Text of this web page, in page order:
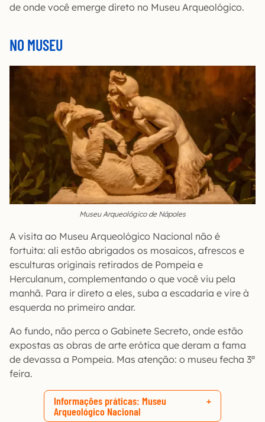
de onde você emerge direto no Museu Arqueológico.
NO MUSEU
Museu Arqueológico de Nápoles
A visita ao Museu Arqueológico Nacional não é
fortuita: ali estão abrigados os mosaicos, afrescos e
esculturas originais retirados de Pompeia e
Herculanum, complementando o que você viu pela
manhã. Para ir direto a eles, suba a escadaria e vire à
esquerda no primeiro andar.
Ao fundo, não perca o Gabinete Secreto, onde estão
expostas as obras de arte erótica que deram a fama
de devassa a Pompeia. Mas atenção: o museu fecha 3ª
feira.
Informações práticas: Museu
Arqueológico Nacional